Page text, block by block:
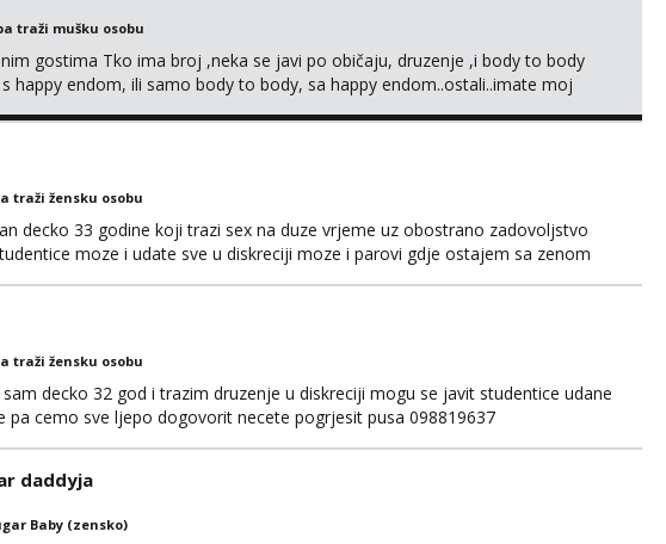
traži mušku osobu
gostima Tko ima broj ,neka se javi po običaju, druzenje ,i body to body
happy endom, ili samo body to body, sa happy endom..ostali..imate moj
traži žensku osobu
decko 33 godine koji trazi sex na duze vrjeme uz obostrano zadovoljstvo
moze i udate sve u diskreciji moze i parovi gdje ostajem sa zenom
traži žensku osobu
decko 32 god i trazim druzenje u diskreciji mogu se javit studentice udane
pa cemo sve ljepo dogovorit necete pogrjesit pusa 098819637
daddyja
Baby (zensko)